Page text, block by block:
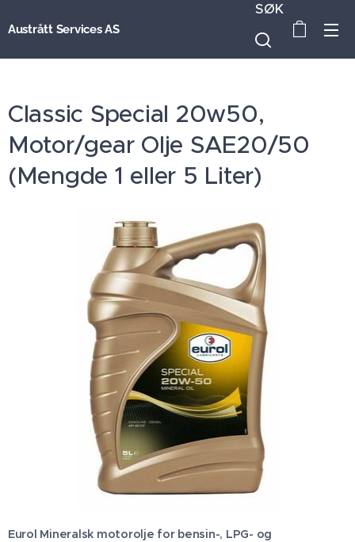
Austrått Services AS
SØK
Classic Special 20w50,
Motor/gear Olje SAE20/50
(Mengde 1 eller 5 Liter)
Eurol Mineralsk motorolje for bensin-, LPG- og